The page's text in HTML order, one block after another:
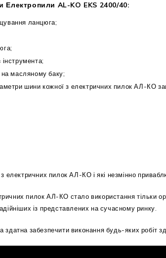
Електропили AL-KO EKS 2400/40:
ланцюга;
на масляному баку;
шини кожної з електричних пилок АЛ-КО
електричних пилок АЛ-КО і які незмінно
пилок АЛ-КО стало використання тільки
із представлених на сучасному ринку.
здатна забезпечити виконання будь-яких робіт